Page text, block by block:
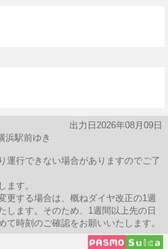
出力日2026年08月09日
浜駅前ゆき
行できない場合がありますのでご了
す。
更する場合は、概ねダイヤ改正の1週
します。そのため、1週間以上先の日
時刻のご確認をお願いいたします。